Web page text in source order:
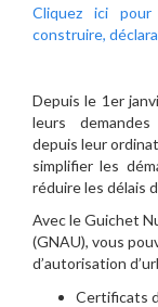
Cliquez ici
construire,
Depuis le 1er
leurs demandes
depuis leur
simplifier les
réduire les délais
Avec le Guichet
(GNAU), vous
d’autorisation
Certificats